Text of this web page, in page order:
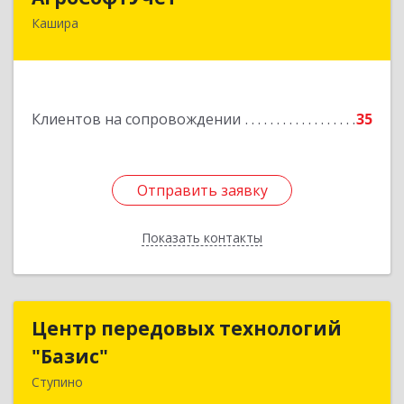
Кашира
Клиентов на сопровождении 35
Отправить заявку
Показать контакты
142932, Московская обл, г.о.Кашира, Каменка д,
Отправить заявку
Назад
Центр передовых технологий
"Базис"
Ступино
Центр передовых технологий